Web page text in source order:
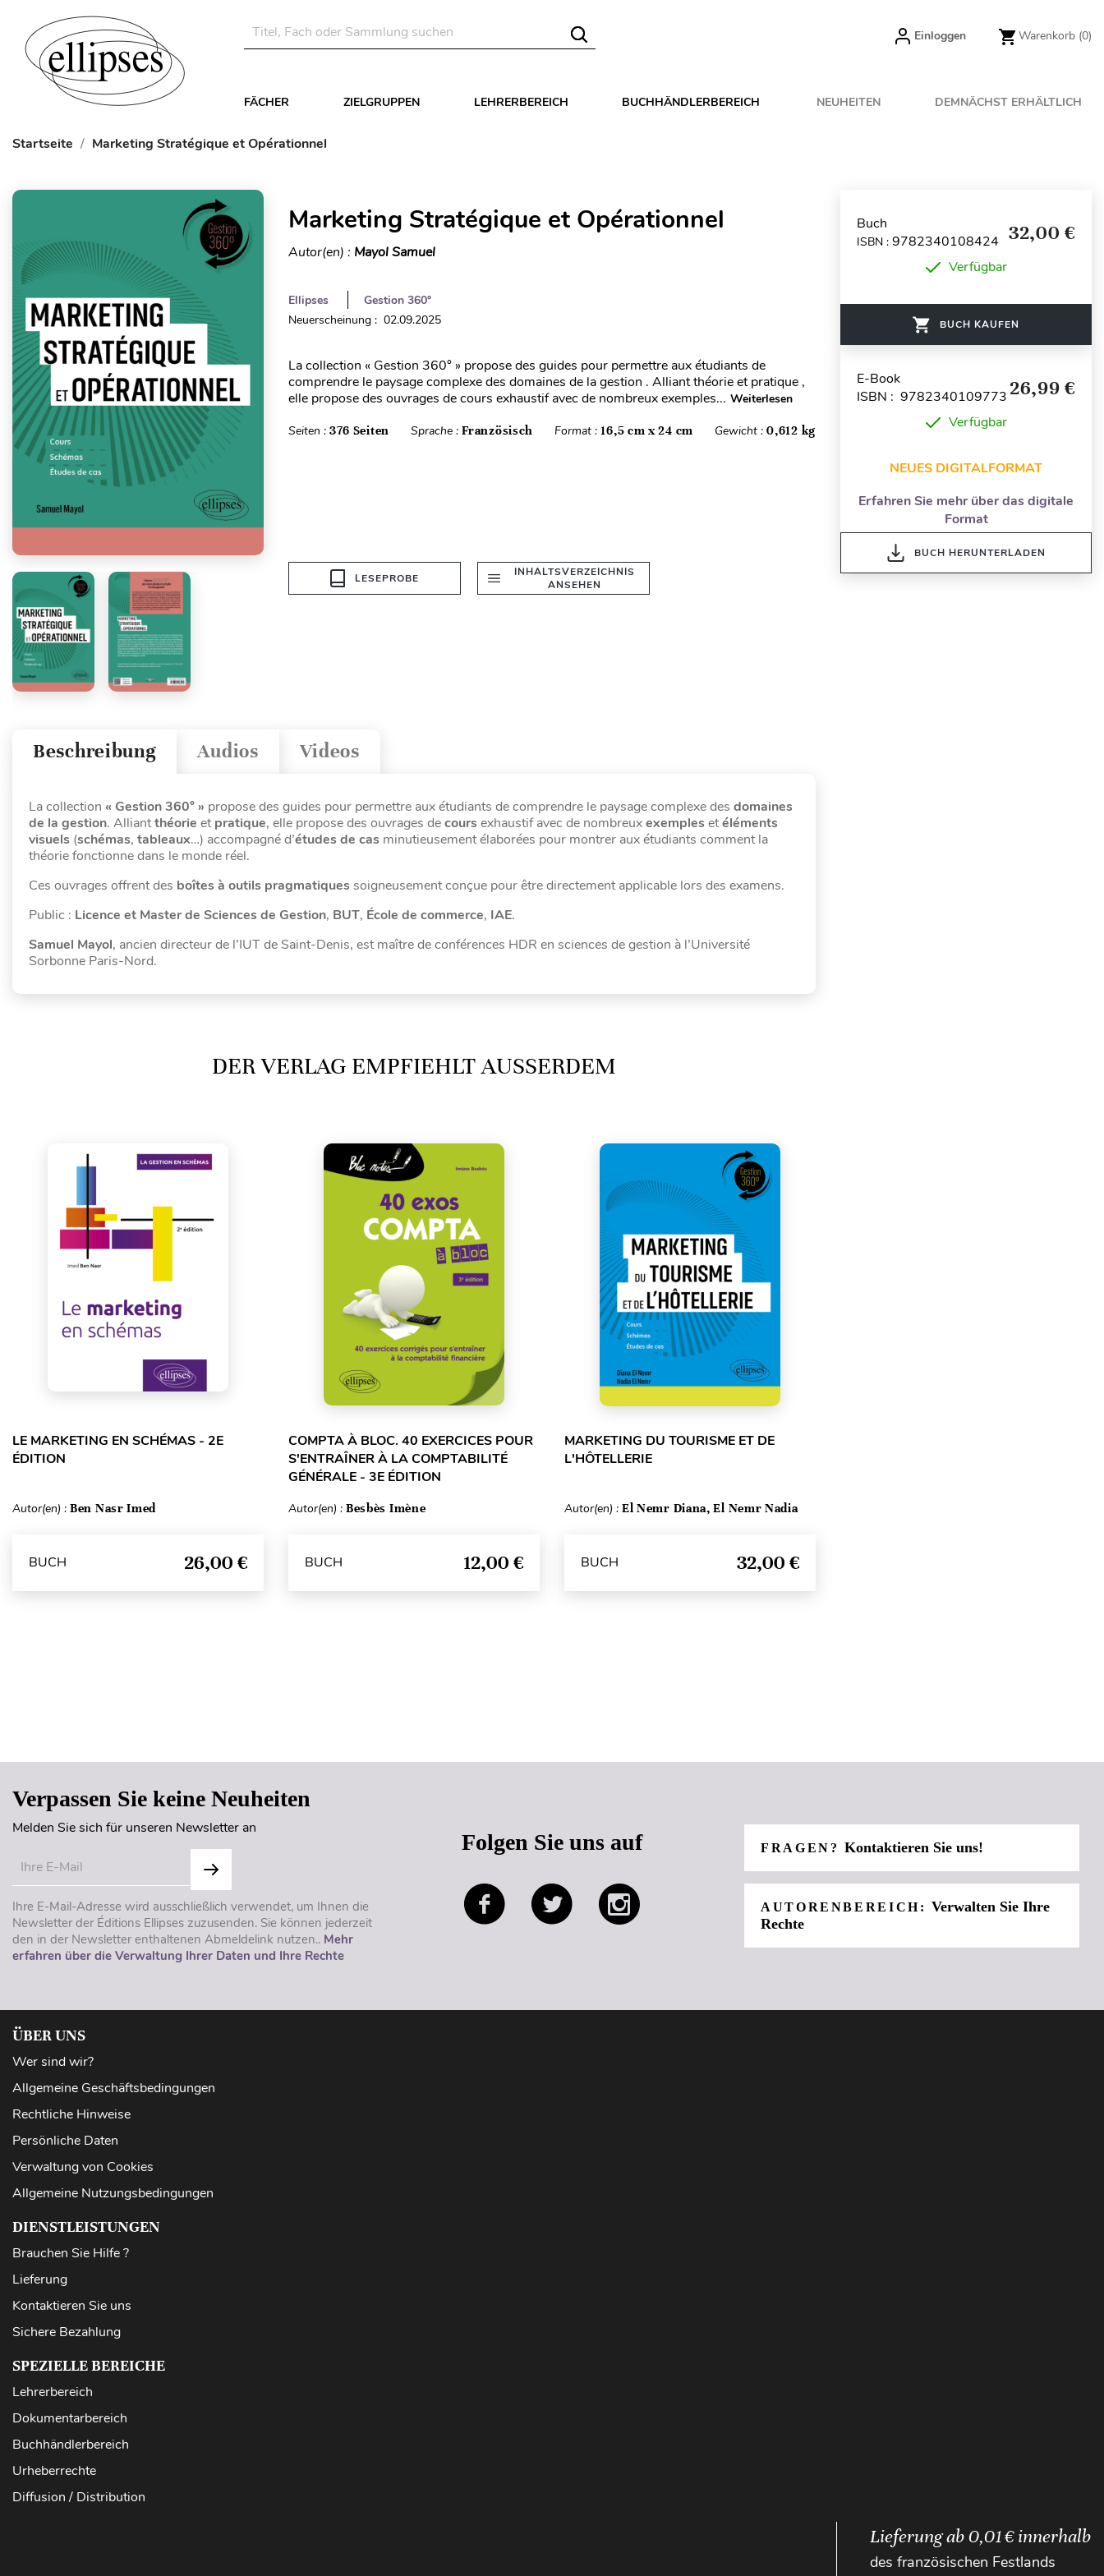
Einloggen Warenkorb (0)
FÄCHER ZIELGRUPPEN LEHRERBEREICH BUCHHÄNDLERBEREICH NEUHEITEN DEMNÄCHST ERHÄLTLICH
Startseite Marketing Stratégique et Opérationnel
Marketing Stratégique et Opérationnel
Autor(en) : Mayol Samuel
Ellipses
Gestion 360°
Neuerscheinung : 02.09.2025
La collection « Gestion 360° » propose des guides pour permettre aux étudiants de
comprendre le paysage complexe des domaines de la gestion . Alliant théorie et pratique ,
elle propose des ouvrages de cours exhaustif avec de nombreux exemples... Weiterlesen
Seiten : 376 Seiten Sprache :Französisch Format :16,5 cm x 24 cm Gewicht :0,612 kg
LESEPROBE
INHALTSVERZEICHNIS
ANSEHEN
Videos
Audios
Beschreibung
La collection « Gestion 360° » propose des guides pour permettre aux étudiants de comprendre le paysage complexe des domaines
de la gestion. Alliantthéorie etpratique, elle propose des ouvrages decours exhaustif avec de nombreuxexemples etéléments
visuels (schémas, tableaux…) accompagné d’études de cas minutieusement élaborées pour montrer aux étudiants comment la
théorie fonctionne dans le monde réel.
Ces ouvrages offrent des boîtes à outils pragmatiques soigneusement conçue pour être directement applicable lors des examens.
Public : Licence et Master de Sciences de Gestion, BUT, École de commerce, IAE.
Samuel Mayol, ancien directeur de l’IUT de Saint-Denis, est maître de conférences HDR en sciences de gestion à l’Université
Sorbonne Paris-Nord.
DER VERLAG EMPFIEHLT AUSSERDEM
LE MARKETING EN SCHÉMAS - 2E
ÉDITION
Autor(en) : Ben Nasr Imed
BUCH 26,00 €
COMPTA À BLOC. 40 EXERCICES POUR
S'ENTRAÎNER À LA COMPTABILITÉ
GÉNÉRALE - 3E ÉDITION
Autor(en) : Besbès Imène
BUCH 12,00 €
MARKETING DU TOURISME ET DE
L'HÔTELLERIE
Autor(en) : El Nemr Diana, El Nemr Nadia
BUCH 32,00 €
Buch
ISBN : 9782340108424 32,00 €
Verfügbar
BUCH KAUFEN
E-Book
ISBN : 9782340109773 26,99 €
Verfügbar
NEUES DIGITALFORMAT
Erfahren Sie mehr über das digitale
Format
BUCH HERUNTERLADEN
Verpassen Sie keine Neuheiten
Melden Sie sich für unseren Newsletter an
Ihre E-Mail-Adresse wird ausschließlich verwendet, um Ihnen die
Newsletter der Éditions Ellipses zuzusenden. Sie können jederzeit
den in der Newsletter enthaltenen Abmeldelink nutzen.. Mehr
erfahren über die Verwaltung Ihrer Daten und Ihre Rechte
Folgen Sie uns auf FRAGEN?Kontaktieren Sie uns!
AUTORENBEREICH:Verwalten Sie Ihre
Rechte
ÜBER UNS
Wer sind wir?
Allgemeine Geschäftsbedingungen
Rechtliche Hinweise
Persönliche Daten
Verwaltung von Cookies
Allgemeine Nutzungsbedingungen
DIENSTLEISTUNGEN
Brauchen Sie Hilfe ?
Lieferung
Kontaktieren Sie uns
Sichere Bezahlung
SPEZIELLE BEREICHE
Lehrerbereich
Dokumentarbereich
Buchhändlerbereich
Urheberrechte
Diffusion / Distribution
Lieferung ab 0,01 € innerhalb
des französischen Festlands